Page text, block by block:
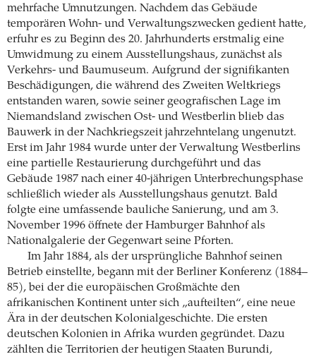
mehrfache Umnutzungen. Nachdem das Gebäude
temporären Wohn- und Verwaltungszwecken gedient hatte,
erfuhr es zu Beginn des 20. Jahrhunderts erstmalig eine
Umwidmung zu einem Ausstellungshaus, zunächst als
Verkehrs- und Baumuseum. Aufgrund der signifikanten
Beschädigungen, die während des Zweiten Weltkriegs
entstanden waren, sowie seiner geografischen Lage im
Niemandsland zwischen Ost- und Westberlin blieb das
Bauwerk in der Nachkriegszeit jahrzehntelang ungenutzt.
Erst im Jahr 1984 wurde unter der Verwaltung Westberlins
eine partielle Restaurierung durchgeführt und das
Gebäude 1987 nach einer 40-jährigen Unterbrechungsphase
schließlich wieder als Ausstellungshaus genutzt. Bald
folgte eine umfassende bauliche Sanierung, und am 3.
November 1996 öffnete der Hamburger Bahnhof als
Nationalgalerie der Gegenwart seine Pforten.
Im Jahr 1884, als der ursprüngliche Bahnhof seinen
Betrieb einstellte, begann mit der Berliner Konferenz (1884–
85), bei der die europäischen Großmächte den
afrikanischen Kontinent unter sich „aufteilten“, eine neue
Ära in der deutschen Kolonialgeschichte. Die ersten
deutschen Kolonien in Afrika wurden gegründet. Dazu
zählten die Territorien der heutigen Staaten Burundi,